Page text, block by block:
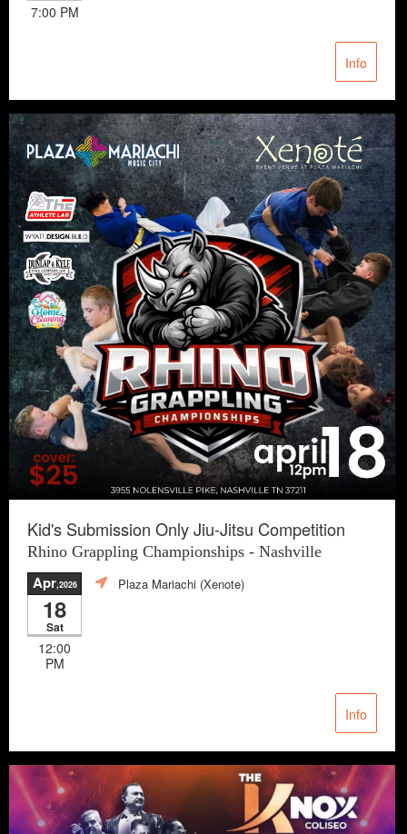
7:00 PM
Info
Kid's Submission Only Jiu-Jitsu Competition
Rhino Grappling Championships - Nashville
Apr,2026
18
Sat
12:00
PM
Plaza Mariachi (Xenote)
Info